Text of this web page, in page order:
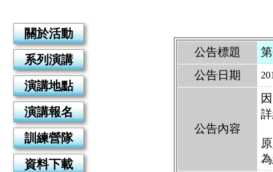
關於活動
系列演講
演講地點
演講報名
訓練營隊
資料下載
公告標題
公告日期
公告內容